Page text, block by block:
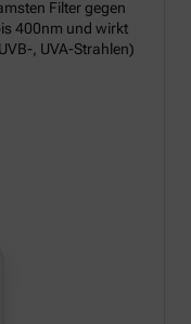
Filter gegen
400nm und wirkt
, UVA-Strahlen)